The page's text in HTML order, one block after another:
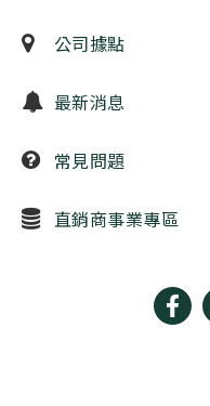
公司據點
最新消息
常見問題
直銷商事業專區